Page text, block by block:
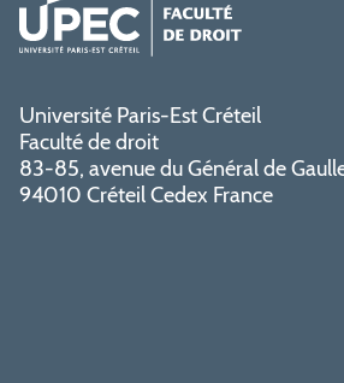
Université Paris-Est Créteil
Faculté de droit
83-85, avenue du Général de
94010 Créteil Cedex France